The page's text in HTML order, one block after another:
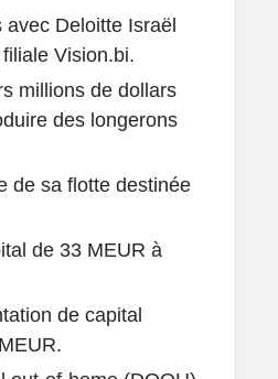
Deloitte Israël
Vision.bi.
millions de dollars
des longerons
de sa flotte destinée
de 33 MEUR à
de capital